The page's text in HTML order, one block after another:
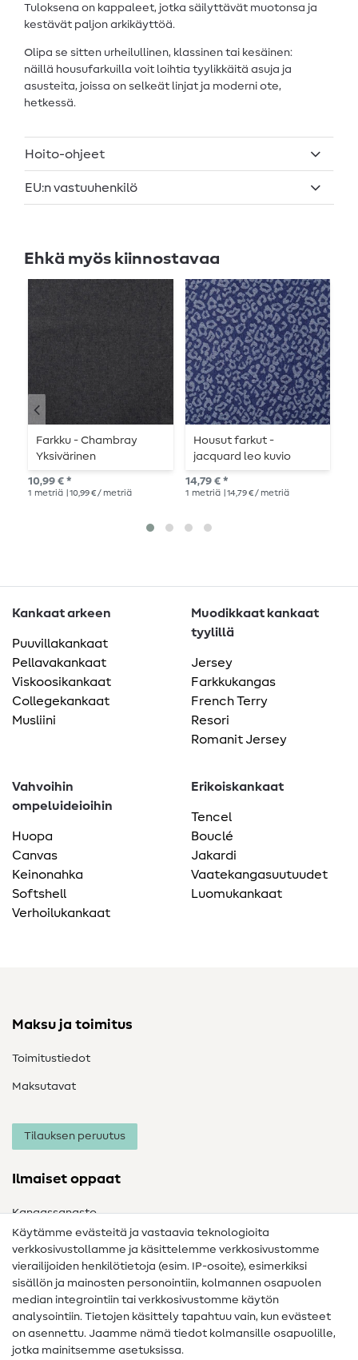
Tuloksena on kappaleet, jotka säilyttävät muotonsa ja
kestävät paljon arkikäyttöä.
Olipa se sitten urheilullinen, klassinen tai kesäinen:
näillä housufarkuilla voit loihtia tyylikkäitä asuja ja
asusteita, joissa on selkeät linjat ja moderni ote,
hetkessä.
Hoito-ohjeet
EU:n vastuuhenkilö
Ehkä myös kiinnostavaa
Farkku - Chambray
Yksivärinen
Tummansininen
10,99 € *
1 metriä | 10,99 € / metriä
Housut farkut -
jacquard leo kuvio
tummansininen extra
leveä
14,79 € *
1 metriä | 14,79 € / metriä
Kankaat arkeen
Puuvillakankaat
Pellavakankaat
Viskoosikankaat
Collegekankaat
Musliini
Muodikkaat kankaat
tyylillä
Jersey
Farkkukangas
French Terry
Resori
Romanit Jersey
Vahvoihin
ompeluideioihin
Huopa
Canvas
Keinonahka
Softshell
Verhoilukankaat
Erikoiskankaat
Tencel
Bouclé
Jakardi
Vaatekangasuutuudet
Luomukankaat
Maksu ja toimitus
Toimitustiedot
Maksutavat
Tilauksen peruutus
Ilmaiset oppaat
Kangassanasto
Ompelusanasto
Ompeluohjeet
Apua ja yhteystiedot
Yhteystiedot
Käytämme evästeitä ja vastaavia teknologioita
verkkosivustollamme ja käsittelemme verkkosivustomme
vierailijoiden henkilötietoja (esim. IP-osoite), esimerkiksi
sisällön ja mainosten personointiin, kolmannen osapuolen
median integrointiin tai verkkosivustomme käytön
analysointiin. Tietojen käsittely tapahtuu vain, kun evästeet
on asennettu. Jaamme nämä tiedot kolmansille osapuolille,
jotka mainitsemme asetuksissa.